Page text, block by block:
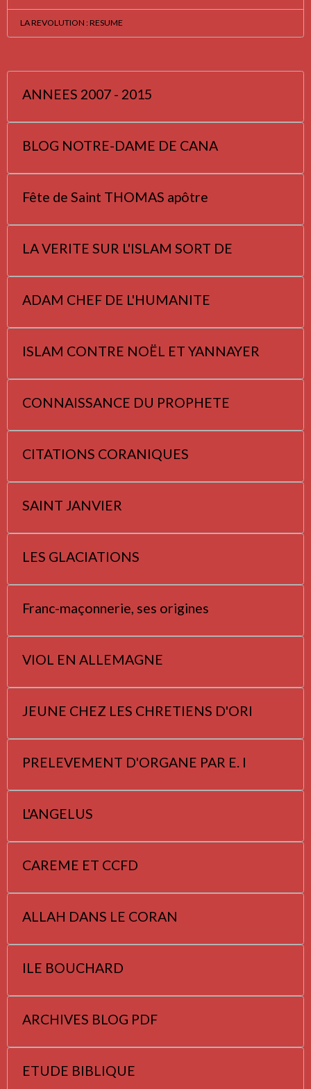
LA REVOLUTION : RESUME
ANNEES 2007 - 2015
BLOG NOTRE-DAME DE CANA
Fête de Saint THOMAS apôtre
LA VERITE SUR L'ISLAM SORT DE
ADAM CHEF DE L'HUMANITE
ISLAM CONTRE NOËL ET YANNAYER
CONNAISSANCE DU PROPHETE
CITATIONS CORANIQUES
SAINT JANVIER
LES GLACIATIONS
Franc-maçonnerie, ses origines
VIOL EN ALLEMAGNE
JEUNE CHEZ LES CHRETIENS D'ORI
PRELEVEMENT D'ORGANE PAR E. I
L'ANGELUS
CAREME ET CCFD
ALLAH DANS LE CORAN
ILE BOUCHARD
ARCHIVES BLOG PDF
ETUDE BIBLIQUE